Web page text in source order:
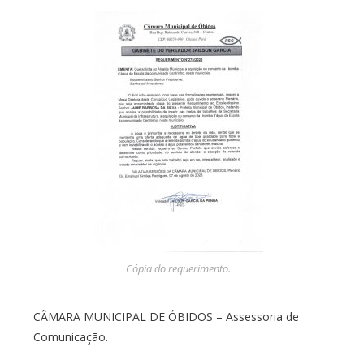
Cópia do requerimento.
CÂMARA MUNICIPAL DE ÓBIDOS – Assessoria de
Comunicação.